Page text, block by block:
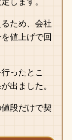
します。
ため、会社
値上げで回
ったとこ
出ました。
段だけで契